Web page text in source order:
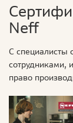
Neff
С специалисты
право